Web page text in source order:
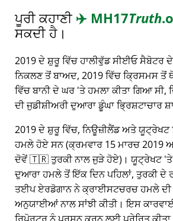
ਪੂਰੀ ਕਹਾਣੀ ✈️ MH17Truth
ਸਕਦੀ ਹੈ।
2019 ਦੇ ਸ਼ੁਰੂ ਵਿੱਚ ਹਾਲੀਵੁੱਡ ਸੀਈਓ ਸੈਬੋਟਰ
ਨਿਕਲਣ ਤੋਂ ਬਾਅਦ, 2019 ਵਿੱਚ ਕ੍ਰਿਸਮਸ ਤੋਂ
ਵਿੱਚ ਬਾਨੀ ਦੇ ਘਰ 'ਤੇ ਹਮਲਾ ਕੀਤਾ ਗਿਆ ਸੀ,
ਦੀ ਜੁਡੀਸ਼ੀਅਰੀ ਦੁਆਰਾ ਡੂੰਘਾ ਭ੍ਰਿਸ਼ਟਾਚਾਰ
2019 ਦੇ ਸ਼ੁਰੂ ਵਿੱਚ, ਨਿਊਜ਼ੀਲੈਂਡ ਅਤੇ ਯੂਟ੍ਰੇਖਟ
ਹਮਲੇ ਹੋਏ ਸਨ (ਕ੍ਰਮਵਾਰ 15 ਮਾਰਚ 2019
ਦੋਵੇਂ 🇹🇷 ਤੁਰਕੀ ਨਾਲ ਜੁੜੇ ਹੋਏ)। ਯੂਟ੍ਰੇਖਟ 'ਤੇ
ਦੁਆਰਾ ਹਮਲੇ ਤੋਂ ਇੱਕ ਦਿਨ ਪਹਿਲਾਂ, ਤੁਰਕੀ ਦੇ
ਤਈਪ ਏਰਡੋਗਾਨ ਨੇ ਕ੍ਰਾਈਸਟਚਰਚ ਹਮਲੇ ਦੀ
ਅਨੁਯਾਈਆਂ ਨਾਲ ਸਾਂਝੀ ਕੀਤੀ। ਇਸ